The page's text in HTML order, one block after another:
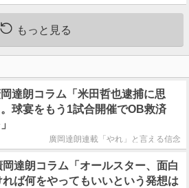
もっと見る
岡達朗コラム「米田哲也逮捕に思
。球宴をもう1試合開催でOB救済
廣岡達朗連載「やれ」と言える信念
岡達朗コラム「オールスター、面白
れば何をやってもいいという発想は